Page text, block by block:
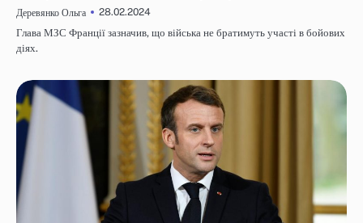
Деревянко Ольга
28.02.2024
Глава МЗС Франції зазначив, що війська не братимуть участі в бойових
діях.